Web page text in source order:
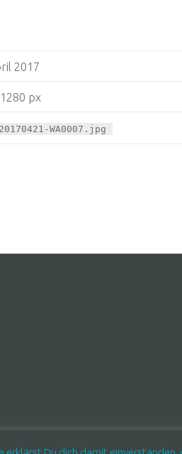
2017
px
WA0007.jpg